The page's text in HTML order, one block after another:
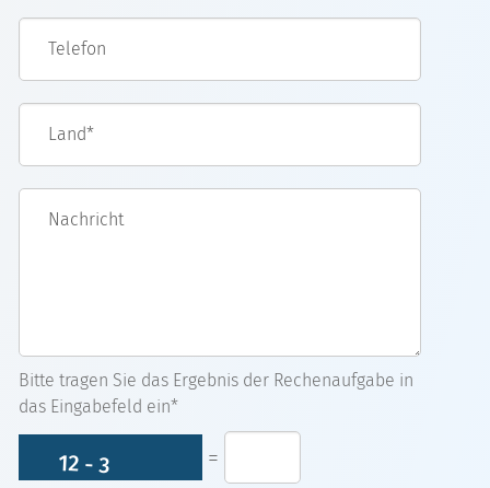
Telefon
Land*
Nachricht
Bitte tragen Sie das Ergebnis der Rechenaufgabe in
das Eingabefeld ein*
=